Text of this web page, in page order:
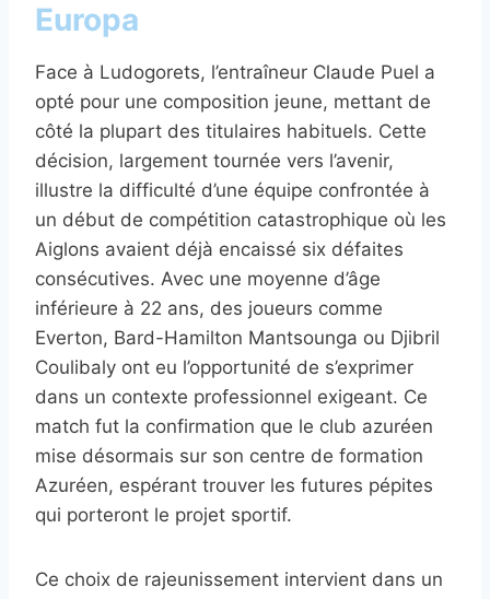
Europa
Face à Ludogorets, l’entraîneur Claude Puel a
opté pour une composition jeune, mettant de
côté la plupart des titulaires habituels. Cette
décision, largement tournée vers l’avenir,
illustre la difficulté d’une équipe confrontée à
un début de compétition catastrophique où les
Aiglons avaient déjà encaissé six défaites
consécutives. Avec une moyenne d’âge
inférieure à 22 ans, des joueurs comme
Everton, Bard-Hamilton Mantsounga ou Djibril
Coulibaly ont eu l’opportunité de s’exprimer
dans un contexte professionnel exigeant. Ce
match fut la confirmation que le club azuréen
mise désormais sur son centre de formation
Azuréen, espérant trouver les futures pépites
qui porteront le projet sportif.
Ce choix de rajeunissement intervient dans un